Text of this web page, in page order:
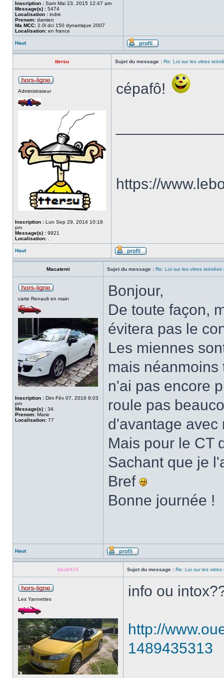
Inscription : Sam Mai 23, 2015 12:47 am
Message(s) : 5474
Localisation : indre
Prenom: damien
Ma MCC: 2.0l dci 150 dynamique 2007
Localisation: en france
Haut
ttersu Sujet du message : Re: Loi sur les vitres
Administrateur
Inscription : Lun Sep 29, 2014 10:18
pm
Message(s) : 9921
Localisation:
cépafô!
https://
Haut
Macatemi Sujet du message : Re: Loi sur les vitres teintées
carte Renault en main
Inscription : Dim Fév 07, 2016 8:03
pm
Message(s) : 34
Prenom: Marie
Localisation: 77
Bonjour,
De toute façon,
évitera pas le
Les miennes
mais
n'ai pas encore
roule pas
d'avantage
Mais pour le CT
Sachant que je
Bref
Bonne journée !
Haut
blink974 Sujet du message : Re: Loi sur les
Les Yannettes info ou
http://
1489435313